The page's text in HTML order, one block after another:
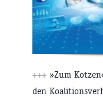
+++ »Zum
den